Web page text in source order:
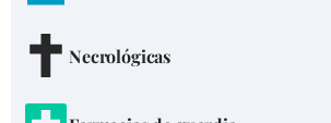
Necrológicas